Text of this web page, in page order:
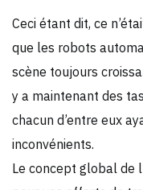
Ceci étant dit, ce
que les robots
scène toujours
y a maintenant des
chacun d’entre eux
inconvénients.
Le concept global de